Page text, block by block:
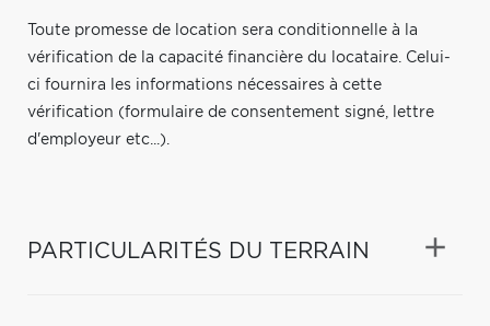
Toute promesse de location sera conditionnelle à la
vérification de la capacité financière du locataire. Celui-
ci fournira les informations nécessaires à cette
vérification (formulaire de consentement signé, lettre
d'employeur etc...).
PARTICULARITÉS DU TERRAIN